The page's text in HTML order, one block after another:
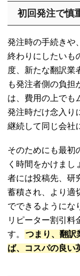
初回発注で慎
発注時の手続きや
終わりにしたいも
度、新たな翻訳業
も発注者側の負担
は、費用の上でも
発注時だけ念入り
継続して同じ会社
そのためにも最初
く時間をかけまし
者には投稿先、研
蓄積され、より適
でできるようにな
リピーター割引料
す。
つまり、翻訳
ば、コスパの良い